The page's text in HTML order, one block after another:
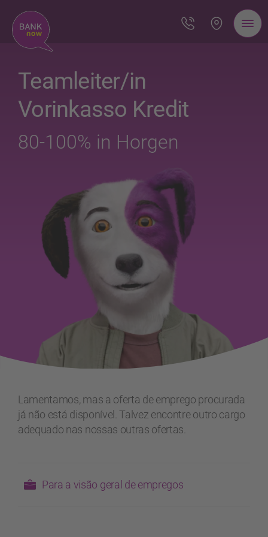
Teamleiter/in
Vorinkasso Kredit
80-100% in Horgen
Lamentamos, mas a oferta de emprego procurada
já não está disponível. Talvez encontre outro cargo
adequado nas nossas outras ofertas.
Para a visão geral de empregos